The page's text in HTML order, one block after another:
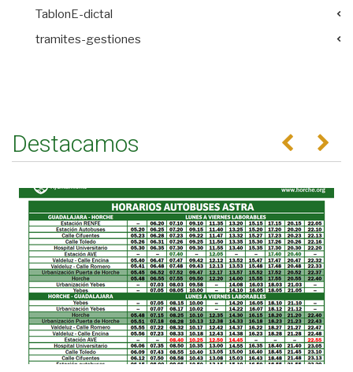
TablonE-dictal
tramites-gestiones
Destacamos Anterior